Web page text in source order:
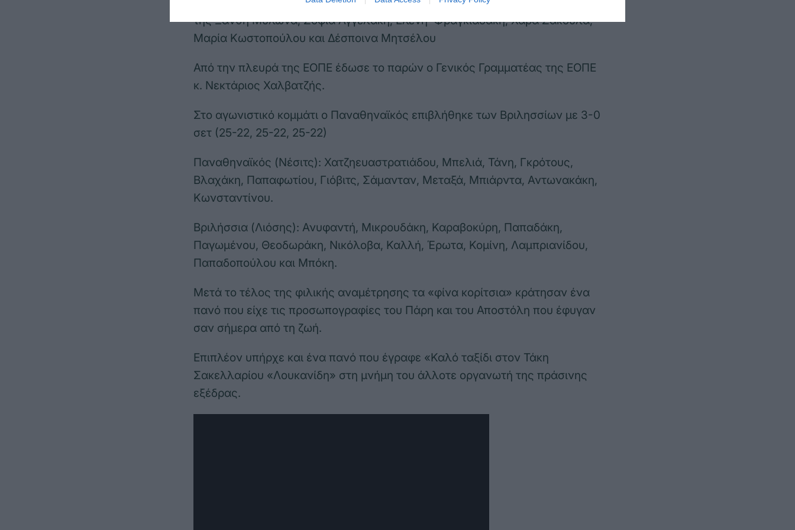
Στο φιλικό προς τιμή της Ρούξι παρευρέθηκαν επίσης οι παλιές συμπαίκτριες
της Ξανθή Μύλωνα, Σοφία Αγγελάκη, Ελένη Φραγκιαδάκη, Χαρά Σάκουλα,
Μαρία Κωστοπούλου και Δέσποινα Μητσέλου
Από την πλευρά της ΕΟΠΕ έδωσε το παρών ο Γενικός Γραμματέας της ΕΟΠΕ
κ. Νεκτάριος Χαλβατζής.
Στο αγωνιστικό κομμάτι ο Παναθηναϊκός επιβλήθηκε των Βριλησσίων με 3-0
σετ (25-22, 25-22, 25-22)
Παναθηναϊκός (Νέσιτς): Χατζηευαστρατιάδου, Μπελιά, Τάνη, Γκρότους,
Βλαχάκη, Παπαφωτίου, Γιόβιτς, Σάμανταν, Μεταξά, Μπιάρντα, Αντωνακάκη,
Κωνσταντίνου.
Βριλήσσια (Λιόσης): Ανυφαντή, Μικρουδάκη, Καραβοκύρη, Παπαδάκη,
Παγωμένου, Θεοδωράκη, Νικόλοβα, Καλλή, Έρωτα, Κομίνη, Λαμπριανίδου,
Παπαδοπούλου και Μπόκη.
Μετά το τέλος της φιλικής αναμέτρησης τα «φίνα κορίτσια» κράτησαν ένα
πανό που είχε τις προσωπογραφίες του Πάρη και του Αποστόλη που έφυγαν
σαν σήμερα από τη ζωή.
Επιπλέον υπήρχε και ένα πανό που έγραφε «Καλό ταξίδι στον Τάκη
Σακελλαρίου «Λουκανίδη» στη μνήμη του άλλοτε οργανωτή της πράσινης
εξέδρας.